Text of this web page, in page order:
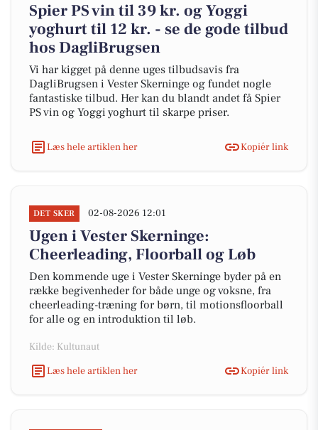
Spier PS vin til 39 kr. og Yoggi
yoghurt til 12 kr. - se de gode tilbud
hos DagliBrugsen
Vi har kigget på denne uges tilbudsavis fra
DagliBrugsen i Vester Skerninge og fundet nogle
fantastiske tilbud. Her kan du blandt andet få Spier
PS vin og Yoggi yoghurt til skarpe priser.
Læs hele artiklen her Kopiér link
DET SKER 02-08-2026 12:01
Ugen i Vester Skerninge:
Cheerleading, Floorball og Løb
Den kommende uge i Vester Skerninge byder på en
række begivenheder for både unge og voksne, fra
cheerleading-træning for børn, til motionsfloorball
for alle og en introduktion til løb.
Kilde: Kultunaut
Læs hele artiklen her
Kopiér link